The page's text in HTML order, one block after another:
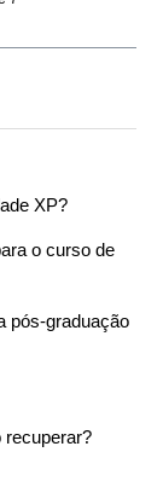
XP?
o curso de
pós-graduação
recuperar?